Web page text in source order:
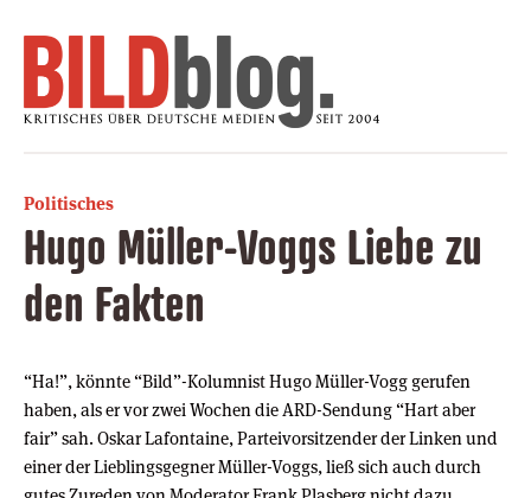
Politisches
Hugo Müller-Voggs Liebe zu
den Fakten
“Ha!”, könnte “Bild”-Kolumnist Hugo Müller-Vogg gerufen
haben, als er vor zwei Wochen die ARD-Sendung “Hart aber
fair” sah. Oskar Lafontaine, Parteivorsitzender der Linken und
einer der Lieblingsgegner Müller-Voggs, ließ sich auch durch